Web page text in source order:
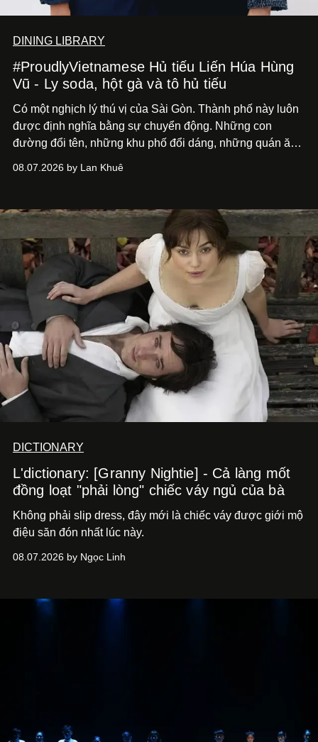
DINING LIBRARY
#ProudlyVietnamese Hủ tiếu Liến Húa Hùng
Vũ - Ly soda, hột gà và tô hủ tiếu
Có một nghịch lý thú vị của Sài Gòn. Thành phố này luôn
được định nghĩa bằng sự chuyển động. Những con
đường đổi tên, những khu phố đổi dáng, những quán ăn
nói về cái mới, về xu hướng tiếp theo, về những điều
08.07.2026 by Lan Khuê
DICTIONARY
L'dictionary: [Granny Nightie] - Cả làng mốt
đồng loạt "phải lòng" chiếc váy ngủ của bà
Không phải slip dress, đây mới là chiếc váy được giới mộ
điệu săn đón nhất lúc này.
08.07.2026 by Ngọc Linh